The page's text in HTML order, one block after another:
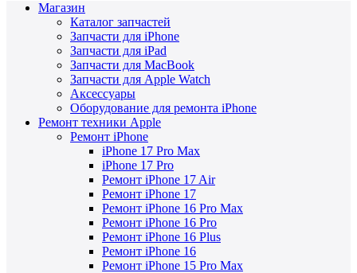
Магазин
Каталог запчастей
Запчасти для iPhone
Запчасти для iPad
Запчасти для MacBook
Запчасти для Apple Watch
Аксессуары
Оборудование для ремонта iPhone
Ремонт техники Apple
Ремонт iPhone
iPhone 17 Pro Max
iPhone 17 Pro
Ремонт iPhone 17 Air
Ремонт iPhone 17
Ремонт iPhone 16 Pro Max
Ремонт iPhone 16 Pro
Ремонт iPhone 16 Plus
Ремонт iPhone 16
Ремонт iPhone 15 Pro Max